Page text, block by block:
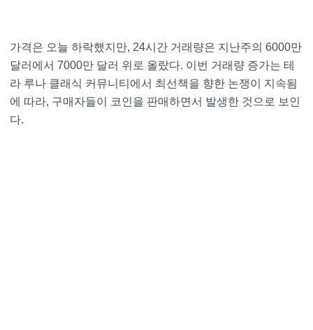
가격은 오늘 하락했지만, 24시간 거래량은 지난주의 6000만
달러에서 7000만 달러 위로 올랐다. 이번 거래량 증가는 테
라 루나 클래식 커뮤니티에서 최선책을 향한 논쟁이 지속됨
에 따라, 구매자들이 코인을 판매하면서 발생한 것으로 보인
다.